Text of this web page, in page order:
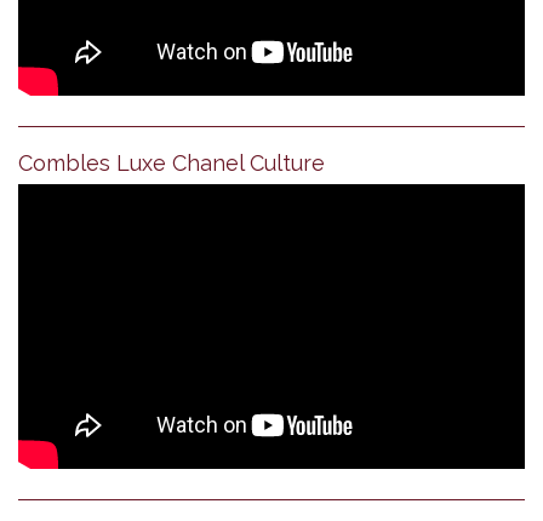
Combles Luxe Chanel Culture